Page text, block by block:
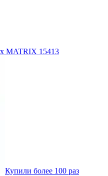
MATRIX 15413
Купили более 100 раз